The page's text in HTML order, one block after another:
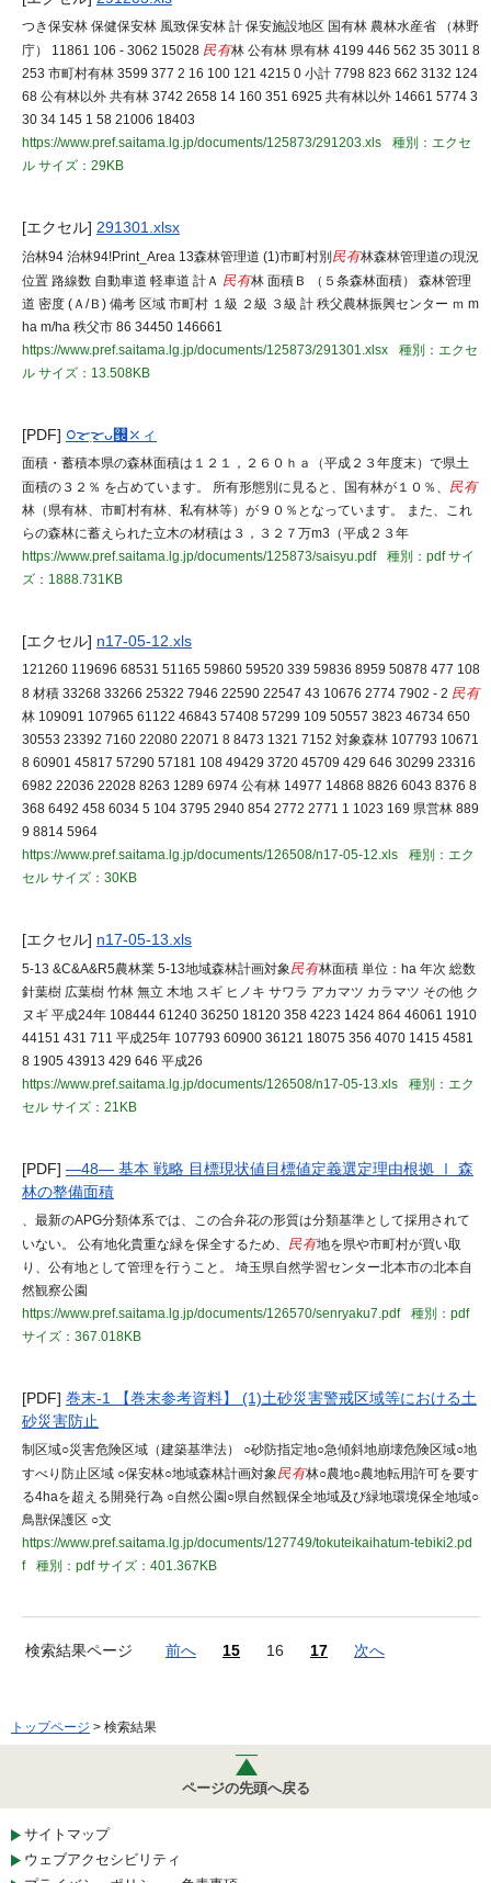
つき保安林 保健保安林 風致保安林 計 保安施設地区 国有林 農林水産省 （林野
庁） 11861 106 - 3062 15028 民有林 公有林 県有林 4199 446 562 35 3011 8
253 市町村有林 3599 377 2 16 100 121 4215 0 小計 7798 823 662 3132 124
68 公有林以外 共有林 3742 2658 14 160 351 6925 共有林以外 14661 5774 3
30 34 145 1 58 21006 18403
https://www.pref.saitama.lg.jp/documents/125873/291203.xls
種別：エクセ
ル サイズ：29KB
[エクセル] 291301.xlsx
治林94 治林94!Print_Area 13森林管理道 (1)市町村別 民有林森林管理道の現況
位置 路線数 自動車道 軽車道 計Ａ 民有林 面積Ｂ （５条森林面積） 森林管理
道 密度 (Ａ/Ｂ) 備考 区域 市町村 １級 ２級 ３級 計 秩父農林振興センター ｍ m
ha m/ha 秩父市 86 34450 146661
https://www.pref.saitama.lg.jp/documents/125873/291301.xlsx
種別：エクセ
ル サイズ：13.508KB
[PDF] ᳃ᯘ࣭ᯘᴗ࡜⤫ィ
面積・蓄積本県の森林面積は１２１，２６０ｈａ（平成２３年度末）で県土
面積の３２％ を占めています。 所有形態別に見ると、国有林が１０％、 民有
林（県有林、市町村有林、私有林等）が９０％となっています。 また、これ
らの森林に蓄えられた立木の材積は３，３２７万m3（平成２３年
https://www.pref.saitama.lg.jp/documents/125873/saisyu.pdf
種別：pdfサイ
ズ：1888.731KB
[エクセル] n17-05-12.xls
121260 119696 68531 51165 59860 59520 339 59836 8959 50878 477 108
8 材積 33268 33266 25322 7946 22590 22547 43 10676 2774 7902 - 2 民有
林 109091 107965 61122 46843 57408 57299 109 50557 3823 46734 650
30553 23392 7160 22080 22071 8 8473 1321 7152 対象森林 107793 10671
8 60901 45817 57290 57181 108 49429 3720 45709 429 646 30299 23316
6982 22036 22028 8263 1289 6974 公有林 14977 14868 8826 6043 8376 8
368 6492 458 6034 5 104 3795 2940 854 2772 2771 1 1023 169 県営林 889
9 8814 5964
https://www.pref.saitama.lg.jp/documents/126508/n17-05-12.xls
種別：エク
セル サイズ：30KB
[エクセル] n17-05-13.xls
5-13 &C&A&R5農林業 5-13地域森林計画対象民有林面積 単位：ha 年次 総数
針葉樹 広葉樹 竹林 無立 木地 スギ ヒノキ サワラ アカマツ カラマツ その他 ク
ヌギ 平成24年 108444 61240 36250 18120 358 4223 1424 864 46061 1910
44151 431 711 平成25年 107793 60900 36121 18075 356 4070 1415 4581
8 1905 43913 429 646 平成26
https://www.pref.saitama.lg.jp/documents/126508/n17-05-13.xls
種別：エク
セル サイズ：21KB
[PDF] ―48― 基本 戦略 目標現状値目標値定義選定理由根拠 Ⅰ 森
林の整備面積
、最新のAPG分類体系では、この合弁花の形質は分類基準として採用されて
いない。 公有地化貴重な緑を保全するため、 民有地を県や市町村が買い取
り、公有地として管理を行うこと。 埼玉県自然学習センター北本市の北本自
然観察公園
https://www.pref.saitama.lg.jp/documents/126570/senryaku7.pdf
種別：pdf
サイズ：367.018KB
[PDF] 巻末-1 【巻末参考資料】 (1)土砂災害警戒区域等における土
砂災害防止
制区域○災害危険区域（建築基準法） ○砂防指定地○急傾斜地崩壊危険区域○地
すべり防止区域 ○保安林○地域森林計画対象民有林○農地○農地転用許可を要す
る4haを超える開発行為 ○自然公園○県自然観保全地域及び緑地環境保全地域○
鳥獣保護区 ○文
https://www.pref.saitama.lg.jp/documents/127749/tokuteikaihatum-tebiki2.pd
f
種別：pdfサイズ：401.367KB
検索結果ページ 前へ 15 16 17 次へ
トップページ > 検索結果
ページの先頭へ戻る
サイトマップ
ウェブアクセシビリティ